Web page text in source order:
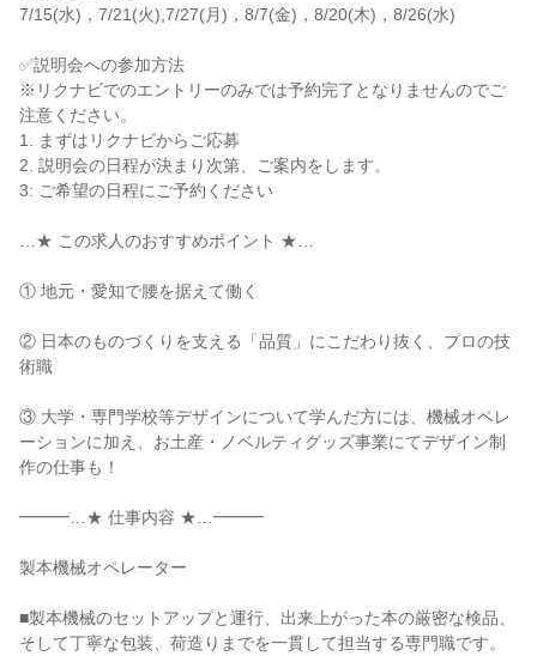
7/15(水)，7/21(火),7/27(月)，8/7(金)，8/20(木)，8/26(水)
✅説明会への参加方法
※リクナビでのエントリーのみでは予約完了となりませんのでご
注意ください。
1. まずはリクナビからご応募
2. 説明会の日程が決まり次第、ご案内をします。
3: ご希望の日程にご予約ください
…★ この求人のおすすめポイント ★…
① 地元・愛知で腰を据えて働く
② 日本のものづくりを支える「品質」にこだわり抜く、プロの技
術職
③ 大学・専門学校等デザインについて学んだ方には、機械オペレ
ーションに加え、お土産・ノベルティグッズ事業にてデザイン制
作の仕事も！
━━━…★ 仕事内容 ★…━━━
製本機械オペレーター
■製本機械のセットアップと運行、出来上がった本の厳密な検品、
そして丁寧な包装、荷造りまでを一貫して担当する専門職です。